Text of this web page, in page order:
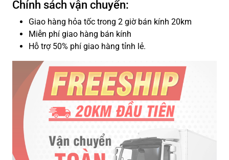
Chính sách vận chuyển:
Giao hàng hỏa tốc trong 2 giờ bán kính 20km
Miễn phí giao hàng bán kính
Hỗ trợ 50% phí giao hàng tỉnh lẻ.